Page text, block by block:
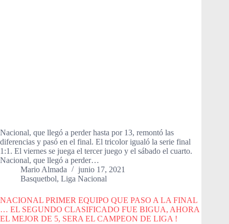
Nacional, que llegó a perder hasta por 13, remontó las
diferencias y pasó en el final. El tricolor igualó la serie final
1:1. El viernes se juega el tercer juego y el sábado el cuarto.
Nacional, que llegó a perder…
Mario Almada
junio 17, 2021
Basquetbol, Liga Nacional
NACIONAL PRIMER EQUIPO QUE PASO A LA FINAL
… EL SEGUNDO CLASIFICADO FUE BIGUA, AHORA
EL MEJOR DE 5, SERA EL CAMPEON DE LIGA !